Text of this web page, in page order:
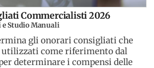
Commercialisti 2026
Studio Manuali
gli onorari consigliati che
utilizzati come riferimento dal
determinare i compensi delle